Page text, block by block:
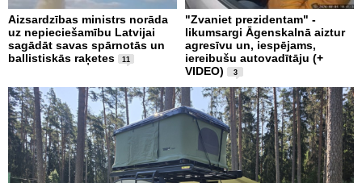
Aizsardzības ministrs norāda
uz nepieciešamību Latvijai
sagādāt savas spārnotās un
ballistiskās raķetes
11
"Zvaniet prezidentam" -
likumsargi Āgenskalnā aiztur
agresīvu un, iespējams,
iereibušu autovadītāju (+
VIDEO)
3